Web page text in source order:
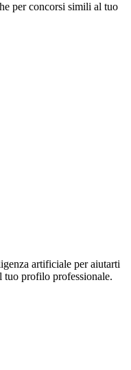
per concorsi simili al tuo
artificiale per aiutarti
tuo profilo professionale.